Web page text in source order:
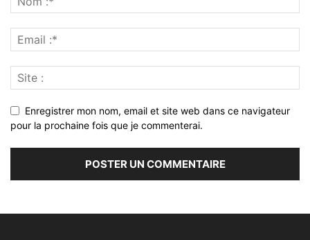
Enregistrer mon nom, email et site web dans ce navigateur
pour la prochaine fois que je commenterai.